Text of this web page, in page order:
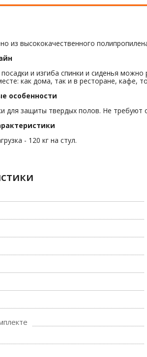
из высококачественного
посадки и изгиба спинки и сиденья
как дома, так и в ресторане, кафе,
особенности
для защиты твердых полов. Не требуют
- 120 кг на стул.